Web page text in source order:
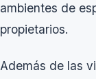
ambientes de
propietarios.
Además de las